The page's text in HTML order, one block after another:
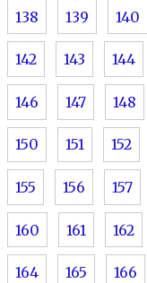
138 139 140
142 143 144
146 147 148
150 151 152
155 156 157
160 161 162
164 165 166